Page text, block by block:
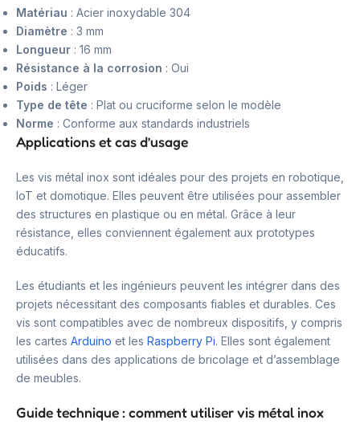
Matériau : Acier inoxydable 304
Diamètre : 3 mm
Longueur : 16 mm
Résistance à la corrosion : Oui
Poids : Léger
Type de tête : Plat ou cruciforme selon le modèle
Norme : Conforme aux standards industriels
Applications et cas d’usage
Les vis métal inox sont idéales pour des projets en robotique,
IoT et domotique. Elles peuvent être utilisées pour assembler
des structures en plastique ou en métal. Grâce à leur
résistance, elles conviennent également aux prototypes
éducatifs.
Les étudiants et les ingénieurs peuvent les intégrer dans des
projets nécessitant des composants fiables et durables. Ces
vis sont compatibles avec de nombreux dispositifs, y compris
les cartes Arduino et les Raspberry Pi. Elles sont également
utilisées dans des applications de bricolage et d’assemblage
de meubles.
Guide technique : comment utiliser vis métal inox